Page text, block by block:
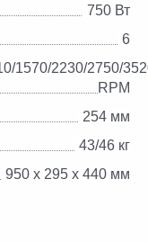
750 Вт
6
1570/2230/2750/
RPM
254 мм
43/46 кг
950 х 295 х 440 мм